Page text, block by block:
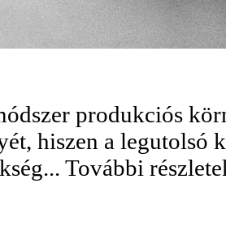
produkciós
hiszen a legutolsó
További